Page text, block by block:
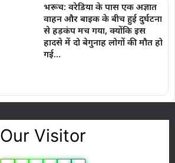
भरूच: वरेडिया के पास एक अज्ञात
वाहन और बाइक के बीच हुई दुर्घटना
से हड़कंप मच गया, क्योंकि इस
हादसे में दो बेगुनाह लोगों की मौत हो
गई…
Our Visitor